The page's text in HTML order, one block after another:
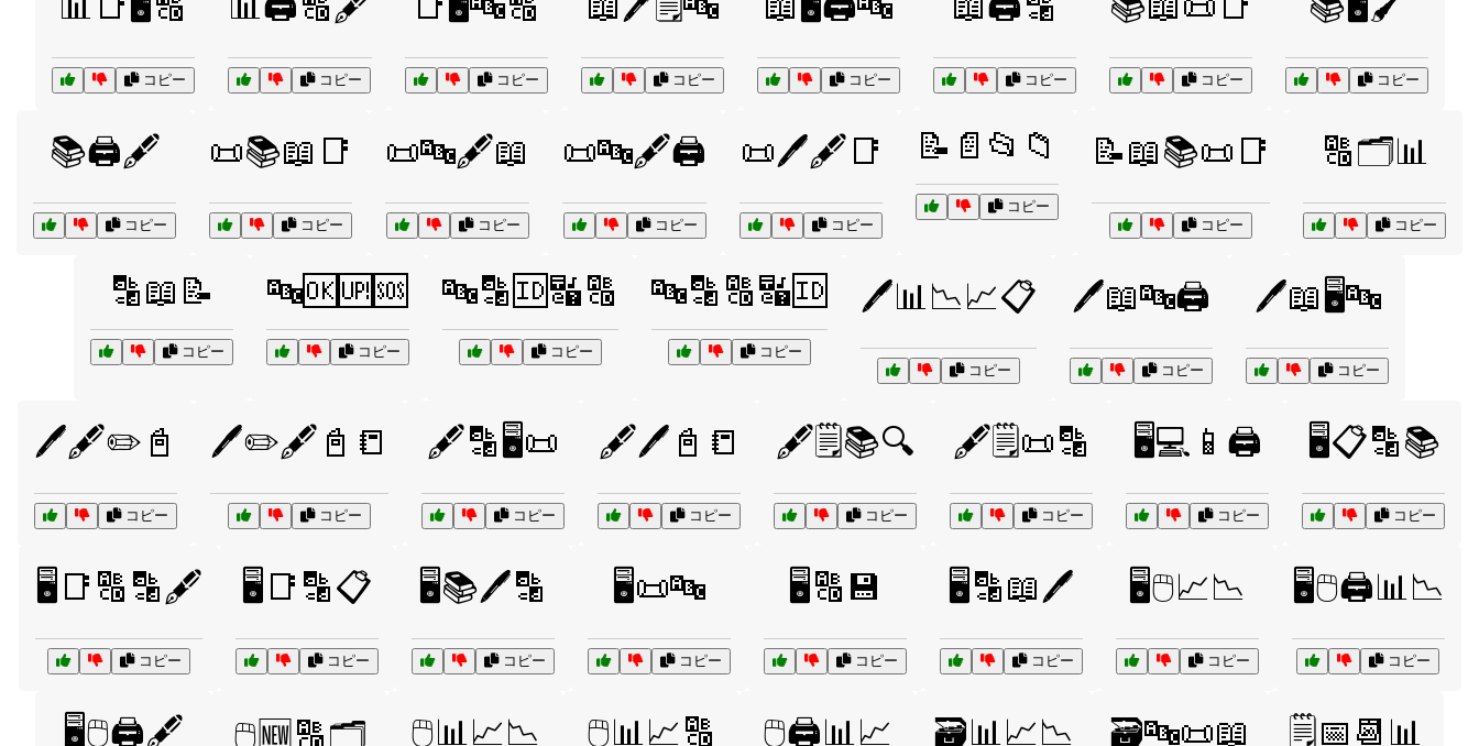
コピー コピー コピー コピー コピー コピー コピー コピー
📚🖨️🖋️
コピー
📜📚📖📑
コピー
📜🔤🖋️📖
コピー
📜🔤🖋️🖨️
コピー
📜🖊️🖋️📑
コピー
📝📄📂📁
コピー
📝📖📚📜📑
コピー
🔠🗂️📊
コピー
🔡📖📝
コピー
🔤🆗🆙🆘
コピー
🔤🔡🆔🔣🔠
コピー
🔤🔡🔠🔣🆔
コピー
🖊️📊📉📈📋
コピー
🖊️📖🔤🖨️
コピー
🖊️📖🖥️🔤
コピー
🖊️🖋️✏️📓
コピー
🖊️✏️🖋️📓📒
コピー
🖋️🔡🖥️📜
コピー
🖋️🖊️📓📒
コピー
🖋️🗒️📚🔍
コピー
🖋️🗒️📜🔡
コピー
🖥️💻📱🖨️
コピー
🖥️📋🔡📚
コピー
🖥️📑🔠🔡🖋️
コピー
🖥️📑🔡📋
コピー
🖥️📚🖊️🔡
コピー
🖥️📜🔤
コピー
🖥️🔠💾
コピー
🖥️🔡📖🖊️
コピー
🖥️🖱️📈📉
コピー
🖥️🖱️🖨️📊📉
コピー
🖥️🖱️🖨️🖋️ 🖱️🆕🔠🗂️ 🖱️📊📈📉 🖱️📊📈🔠 🖱️🖨️📊📈 🗃️📊📈📉 🗃️🔤📜📖 🗒️📅📆📊